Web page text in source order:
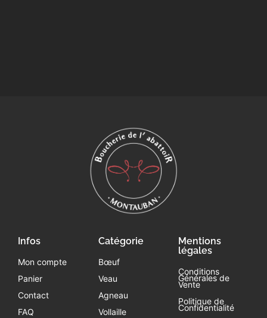
Infos
Mon compte
Panier
Contact
FAQ
Catégorie
Bœuf
Veau
Agneau
Vollaille
Mentions
légales
Conditions
Générales de
Vente
Politique de
Confidentialité